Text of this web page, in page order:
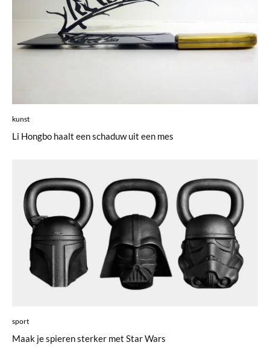
kunst
Li Hongbo haalt een schaduw uit een mes
sport
Maak je spieren sterker met Star Wars